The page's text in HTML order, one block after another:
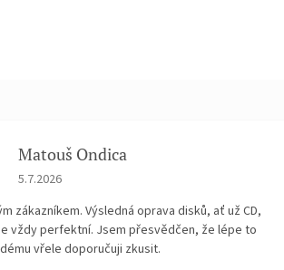
Matouš Ondica
Hodnocení obchodu je 5 z 5 hvězdiček.
5.7.2026
zákazníkem. Výsledná oprava disků, ať už CD,
vždy perfektní. Jsem přesvědčen, že lépe to
vřele doporučuji zkusit.